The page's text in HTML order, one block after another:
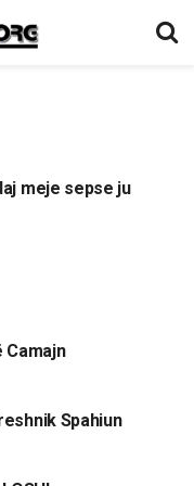
meje sepse ju
Camajn
Spahiun